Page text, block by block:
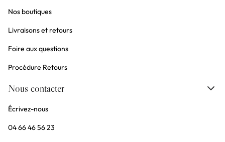
Nos boutiques
Livraisons et retours
Foire aux questions
Procédure Retours
Nous contacter
Écrivez-nous
04 66 46 56 23